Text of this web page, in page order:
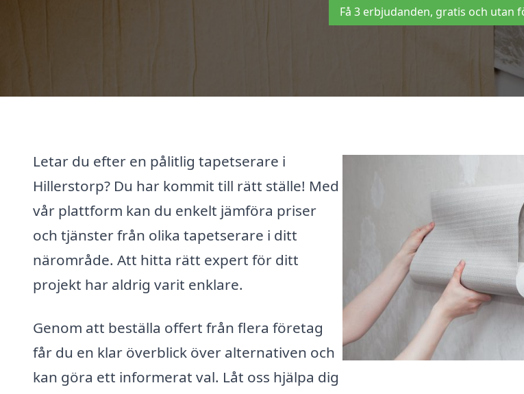
Få 3 erbjudanden, gratis och utan
Letar du efter en pålitlig tapetserare i
Hillerstorp? Du har kommit till rätt ställe! Med
vår plattform kan du enkelt jämföra priser
och tjänster från olika tapetserare i ditt
närområde. Att hitta rätt expert för ditt
projekt har aldrig varit enklare.
Genom att beställa offert från flera företag
får du en klar överblick över alternativen och
kan göra ett informerat val. Låt oss hjälpa dig